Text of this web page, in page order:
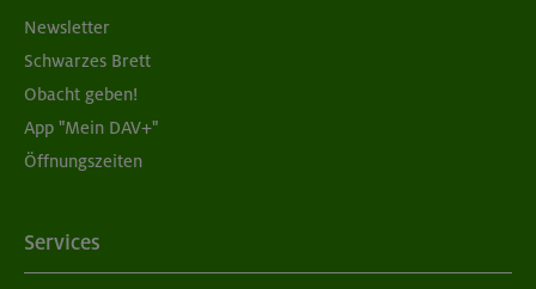
Newsletter
Schwarzes Brett
Obacht geben!
App "Mein DAV+"
Öffnungszeiten
Services